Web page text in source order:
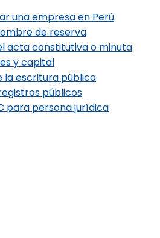
una empresa en Perú
de reserva
acta constitutiva o minuta
y capital
la escritura pública
públicos
para persona jurídica